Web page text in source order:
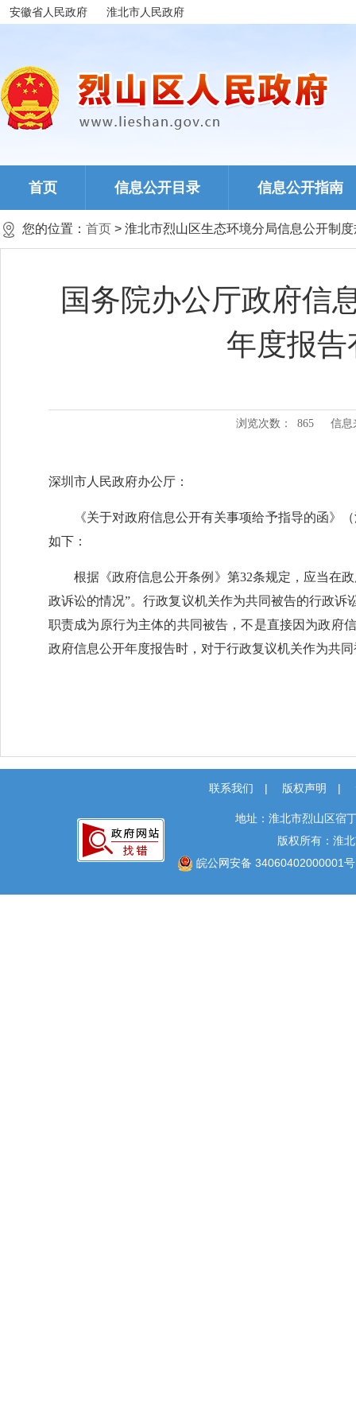
安徽省人民政府 淮北市人民政府
首页 信息公开目录 信息公开指南
您的位置： 首页 > 淮北市烈山区生态环境分局信息公开制
国务院办公厅政府信
年度报
浏览次数： 865 信息
深圳市人民政府办公厅：
《关于对政府信息公开有关事项给予指导的函》
如下：
根据《政府信息公开条例》第32条规定，应当在
政诉讼的情况”。行政复议机关作为共同被告的行政
职责成为原行为主体的共同被告，不是直接因为政府
政府信息公开年度报告时，对于行政复议机关作为共
联系我们 | 版权声明 |
地址：淮北市烈山区宿
版权所有：淮
皖公网安备 34060402000001号